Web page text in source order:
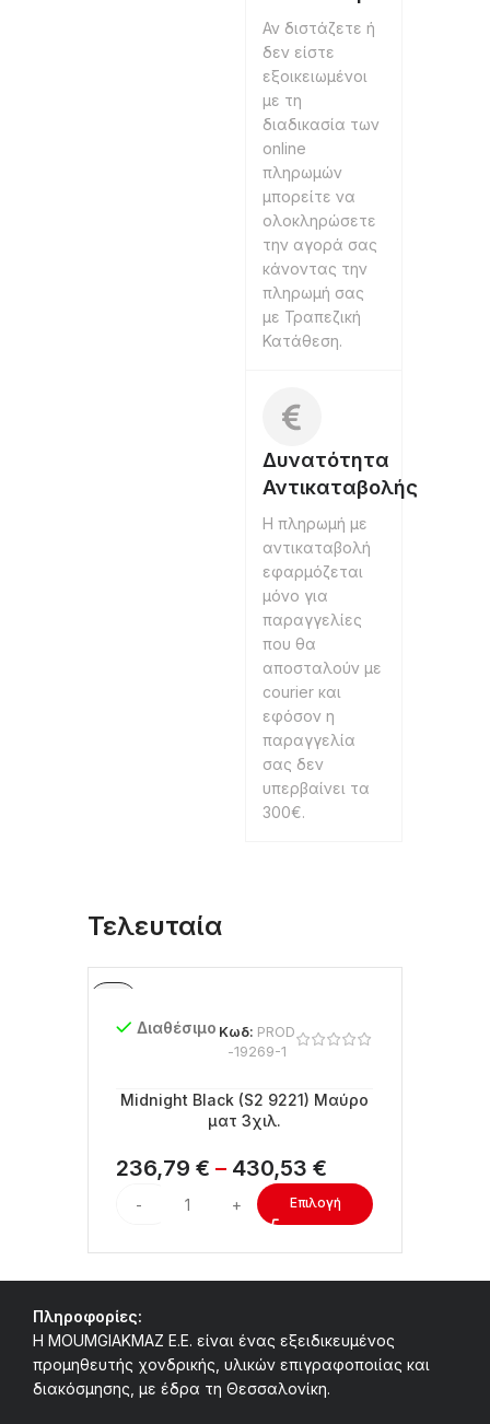
Αν διστάζετε ή
δεν είστε
εξοικειωμένοι
με τη
διαδικασία των
online
πληρωμών
μπορείτε να
ολοκληρώσετε
την αγορά σας
κάνοντας την
πληρωμή σας
με Τραπεζική
Κατάθεση.
Δυνατότητα
Αντικαταβολής
Η πληρωμή με
αντικαταβολή
εφαρμόζεται
μόνο για
παραγγελίες
που θα
αποσταλούν με
courier και
εφόσον η
παραγγελία
σας δεν
υπερβαίνει τα
300€.
Τελευταία
Διαθέσιμο Κωδ: PROD
-19269-1
Midnight Black (S2 9221) Μαύρο
ματ 3χιλ.
236,79 € – 430,53 €
Επιλογή
Πληροφορίες:
Η MOUMGIAKMAZ E.E. είναι ένας εξειδικευμένος
προμηθευτής χονδρικής, υλικών επιγραφοποιίας και
διακόσμησης, με έδρα τη Θεσσαλονίκη.